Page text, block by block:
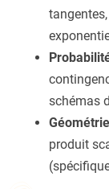
schémas
produit